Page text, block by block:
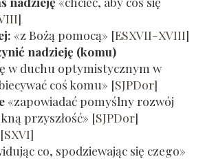
]
«z Bożą pomocą» [ESXVII-XVIII]
nadzieję (komu)
w duchu optymistycznym w
coś komu» [SJPDor]
«zapowiadać pomyślny rozwój
przyszłość» [SJPDor]
[SXVI]
co, spodziewając się czego»